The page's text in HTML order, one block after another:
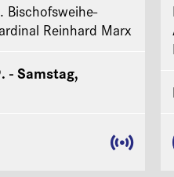
Bischofsweihe-
Reinhard Marx
- Samstag,